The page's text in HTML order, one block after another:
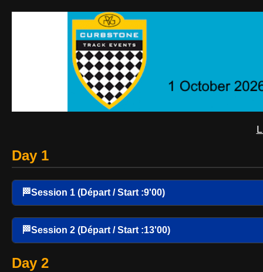
Day 1
🏁Session 1 (Départ / Start :9'00)
🏁Session 2 (Départ / Start :13'00)
Day 2